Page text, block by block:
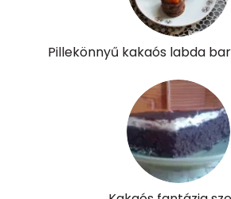
Pillekönnyű kakaós labda